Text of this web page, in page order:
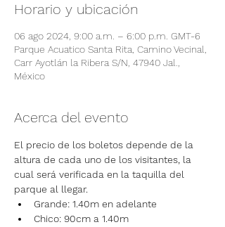
Horario y ubicación
06 ago 2024, 9:00 a.m. – 6:00 p.m. GMT-6
Parque Acuatico Santa Rita, Camino Vecinal,
Carr Ayotlán la Ribera S/N, 47940 Jal.,
México
Acerca del evento
El precio de los boletos depende de la
altura de cada uno de los visitantes, la
cual será verificada en la taquilla del
parque al llegar.
Grande: 1.40m en adelante
Chico: 90cm a 1.40m